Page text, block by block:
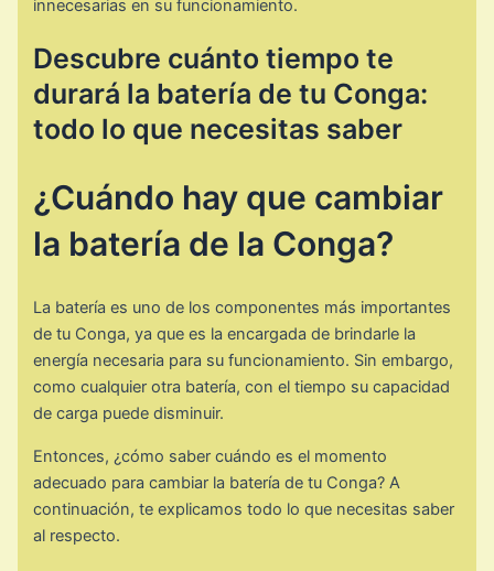
innecesarias en su funcionamiento.
Descubre cuánto tiempo te
durará la batería de tu Conga:
todo lo que necesitas saber
¿Cuándo hay que cambiar
la batería de la Conga?
La batería es uno de los componentes más importantes
de tu Conga, ya que es la encargada de brindarle la
energía necesaria para su funcionamiento. Sin embargo,
como cualquier otra batería, con el tiempo su capacidad
de carga puede disminuir.
Entonces, ¿cómo saber cuándo es el momento
adecuado para cambiar la batería de tu Conga? A
continuación, te explicamos todo lo que necesitas saber
al respecto.